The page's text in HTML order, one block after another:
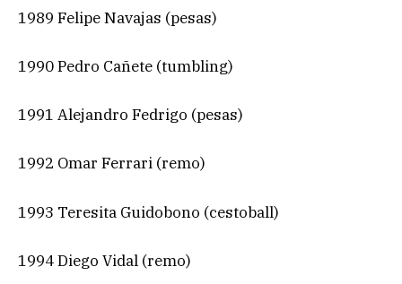
1989 Felipe Navajas (pesas)
1990 Pedro Cañete (tumbling)
1991 Alejandro Fedrigo (pesas)
1992 Omar Ferrari (remo)
1993 Teresita Guidobono (cestoball)
1994 Diego Vidal (remo)